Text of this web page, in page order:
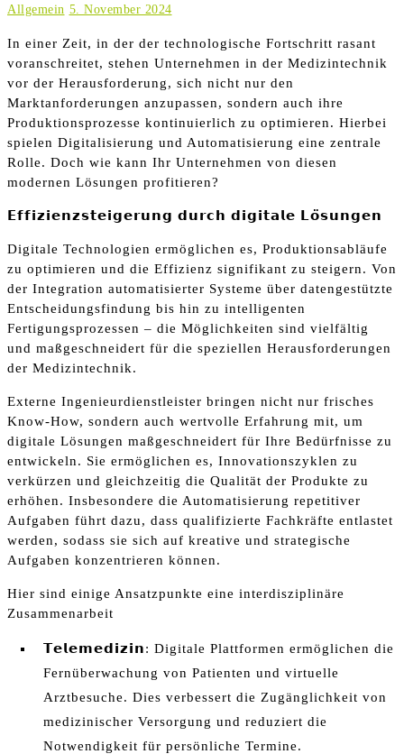
Allgemein 5. November 2024
In einer Zeit, in der der technologische Fortschritt rasant
voranschreitet, stehen Unternehmen in der Medizintechnik
vor der Herausforderung, sich nicht nur den
Marktanforderungen anzupassen, sondern auch ihre
Produktionsprozesse kontinuierlich zu optimieren. Hierbei
spielen Digitalisierung und Automatisierung eine zentrale
Rolle. Doch wie kann Ihr Unternehmen von diesen
modernen Lösungen profitieren?
𝗘𝗳𝗳𝗶𝘇𝗶𝗲𝗻𝘇𝘀𝘁𝗲𝗶𝗴𝗲𝗿𝘂𝗻𝗴 𝗱𝘂𝗿𝗰𝗵 𝗱𝗶𝗴𝗶𝘁𝗮𝗹𝗲 𝗟𝗼𝘀𝘂𝗻𝗴𝗲𝗻
Digitale Technologien ermöglichen es, Produktionsabläufe
zu optimieren und die Effizienz signifikant zu steigern. Von
der Integration automatisierter Systeme über datengestützte
Entscheidungsfindung bis hin zu intelligenten
Fertigungsprozessen – die Möglichkeiten sind vielfältig
und maßgeschneidert für die speziellen Herausforderungen
der Medizintechnik.
Externe Ingenieurdienstleister bringen nicht nur frisches
Know-How, sondern auch wertvolle Erfahrung mit, um
digitale Lösungen maßgeschneidert für Ihre Bedürfnisse zu
entwickeln. Sie ermöglichen es, Innovationszyklen zu
verkürzen und gleichzeitig die Qualität der Produkte zu
erhöhen. Insbesondere die Automatisierung repetitiver
Aufgaben führt dazu, dass qualifizierte Fachkräfte entlastet
werden, sodass sie sich auf kreative und strategische
Aufgaben konzentrieren können.
Hier sind einige Ansatzpunkte eine interdisziplinäre
Zusammenarbeit
𝗧𝗲𝗹𝗲𝗺𝗲𝗱𝗶𝘇𝗶𝗻: Digitale Plattformen ermöglichen die
Fernüberwachung von Patienten und virtuelle
Arztbesuche. Dies verbessert die Zugänglichkeit von
medizinischer Versorgung und reduziert die
Notwendigkeit für persönliche Termine.